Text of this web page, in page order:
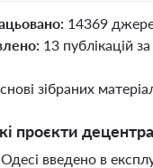
14369
13 публікацій
зібраних
проєкти
введено в